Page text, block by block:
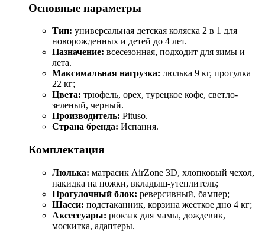
Основные параметры
Тип: универсальная детская коляска 2 в 1 для
новорожденных и детей до 4 лет.
Назначение: всесезонная, подходит для зимы и
лета.
Максимальная нагрузка: люлька 9 кг, прогулка
22 кг;
Цвета: трюфель, орех, турецкое кофе, светло-
зеленый, черный.
Производитель: Pituso.
Страна бренда: Испания.
Комплектация
Люлька: матрасик AirZone 3D, хлопковый чехол,
накидка на ножки, вкладыш-утеплитель;
Прогулочный блок: реверсивный, бампер;
Шасси: подстаканник, корзина жесткое дно 4 кг;
Аксессуары: рюкзак для мамы, дождевик,
москитка, адаптеры.